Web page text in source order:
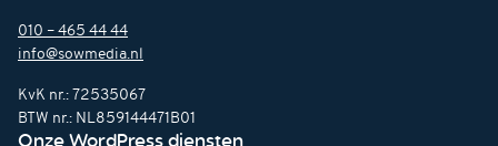
010 – 465 44 44
info@sowmedia.nl
KvK nr.: 72535067
BTW nr.: NL859144471B01
Onze WordPress diensten